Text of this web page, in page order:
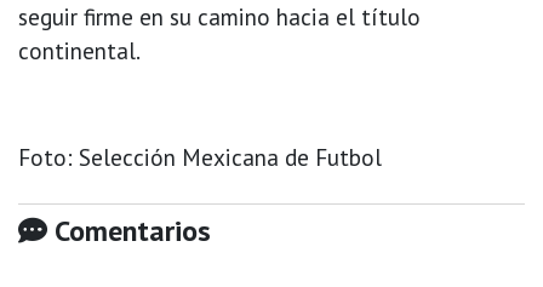
seguir firme en su camino hacia el título
continental.
Foto: Selección Mexicana de Futbol
Comentarios